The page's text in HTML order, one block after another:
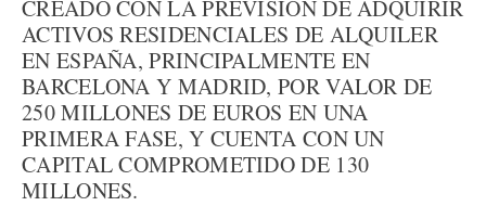
CREADO CON LA PREVISIÓN DE ADQUIRIR
ACTIVOS RESIDENCIALES DE ALQUILER
EN ESPAÑA, PRINCIPALMENTE EN
BARCELONA Y MADRID, POR VALOR DE
250 MILLONES DE EUROS EN UNA
PRIMERA FASE, Y CUENTA CON UN
CAPITAL COMPROMETIDO DE 130
MILLONES.